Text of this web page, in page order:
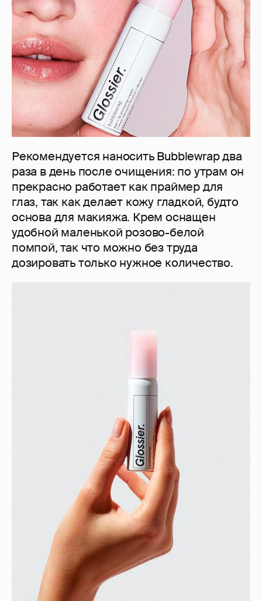
Рекомендуется наносить Bubblewrap два
раза в день после очищения: по утрам он
прекрасно работает как праймер для
глаз, так как делает кожу гладкой, будто
основа для макияжа. Крем оснащен
удобной маленькой розово-белой
помпой, так что можно без труда
дозировать только нужное количество.